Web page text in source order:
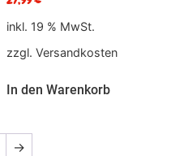
inkl. 19 % MwSt.
zzgl. Versandkosten
In den Warenkorb
→